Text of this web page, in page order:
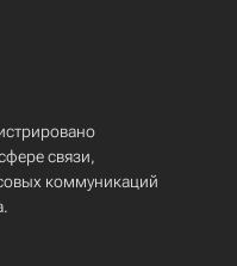
связи,
коммуникаций